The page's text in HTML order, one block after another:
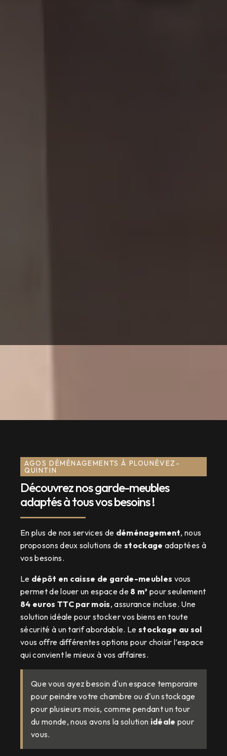
AGOS DÉMÉNAGEMENTS À PLOUNÉVEZ-
QUINTIN
Découvrez nos garde-meubles
adaptés à tous vos besoins !
En plus de nos services de déménagement, nous
proposons deux solutions de stockage adaptées à
vos besoins.
Le dépôt en caisse de garde-meubles vous
permet de louer un espace de 8 m³ pour seulement
84 euros TTC par mois, assurance incluse. Une
solution idéale pour stocker vos biens en toute
sécurité à un tarif abordable. Le stockage au sol
vous offre différentes options pour choisir l’espace
qui convient le mieux à vos affaires.
Que vous ayez besoin d'un espace temporaire
pour peindre votre chambre ou d'un stockage
pour plusieurs mois, comme pendant un tour
du monde, nous avons la solution idéale pour
vous.